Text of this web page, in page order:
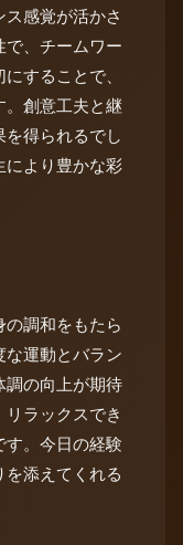
感覚が活かさ
、チームワー
することで、
。創意工夫と継
得られるでし
により豊かな彩
調和をもたら
な運動とバラン
調の向上が期待
ラックスでき
す。今日の経験
添えてくれる